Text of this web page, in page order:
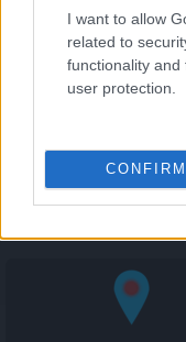
I want to allow
related to
functionality
user protection.
CONFIRM
Oftmals finden Sie
auch Routen für
Marker den Beginn